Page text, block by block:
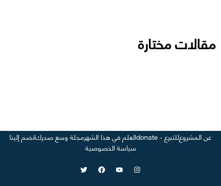
مقالات مختارة
عن المشروعللتبرع - donate العلم في هذا الشهرمجلة وسع صدركانضم إلينا
سياسة الخصوصية